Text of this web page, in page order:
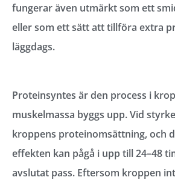
fungerar även utmärkt som ett
eller som ett sätt att tillföra extra
läggdags.
Proteinsyntes är den process i
muskelmassa byggs upp. Vid
kroppens proteinomsättning, och
effekten kan pågå i upp till 24–48
avslutat pass. Eftersom kroppen